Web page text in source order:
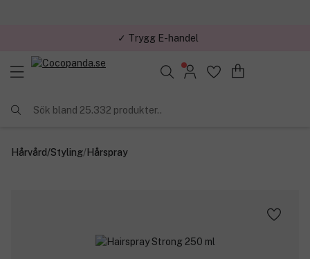
✓ Trygg E-handel
Sök bland 25.332 produkter..
Hårvård/Styling/Hårspray